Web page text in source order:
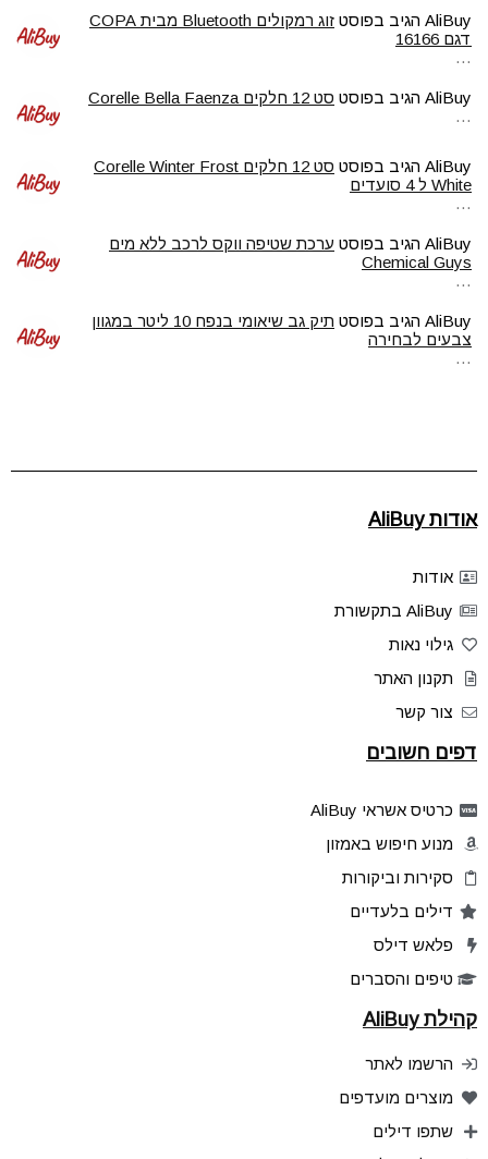
AliBuy הגיב בפוסט
זוג רמקולים Bluetooth מבית COPA
דגם 16166
…
AliBuy הגיב בפוסט סט 12 חלקים Corelle Bella Faenza
…
AliBuy הגיב בפוסט
סט 12 חלקים Corelle Winter Frost
White ל 4 סועדים
…
AliBuy הגיב בפוסט ערכת שטיפה ווקס לרכב ללא מים
Chemical Guys
…
AliBuy הגיב בפוסט
תיק גב שיאומי בנפח 10 ליטר במגוון
צבעים לבחירה
…
אודות AliBuy
אודות
AliBuy בתקשורת
גילוי נאות
תקנון האתר
צור קשר
דפים חשובים
כרטיס אשראי AliBuy
מנוע חיפוש באמזון
סקירות וביקורות
דילים בלעדיים
פלאש דילס
טיפים והסברים
קהילת AliBuy
הרשמו לאתר
מוצרים מועדפים
שתפו דילים